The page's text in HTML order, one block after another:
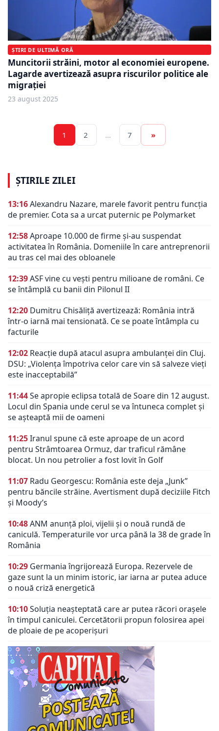
ȘTIRI DE ULTIMĂ ORĂ
Muncitorii străini, motor al economiei europene.
Lagarde avertizează asupra riscurilor politice ale
migrației
23 august 2025
1 2 … 7 »
ȘTIRILE ZILEI
13:16Alexandru Nazare, marele favorit pentru funcția
de premier. Cota sa a urcat puternic pe Polymarket
12:58Aproape 10.000 de firme și-au suspendat
activitatea în România. Domeniile în care antreprenorii
au tras cel mai des obloanele
12:39ASF vine cu vești pentru milioane de români. Ce
se întâmplă cu banii din Pilonul II
12:20 Dumitru Chisăliță avertizează: România intră
într-o iarnă mai tensionată. Ce se poate întâmpla cu
facturile
12:02 Reacție după atacul asupra ambulanței din Cluj.
DSU: „Violența împotriva celor care vin să salveze vieți
este inacceptabilă”
11:44Se apropie eclipsa totală de Soare din 12 august.
Locul din Spania unde cerul se va întuneca complet și
se așteaptă mii de oameni
11:25Iranul spune că este aproape de un acord
pentru Strâmtoarea Ormuz, dar traficul rămâne
blocat. Un nou petrolier a fost lovit în Golf
11:07 Radu Georgescu: România este deja „Junk”
pentru băncile străine. Avertisment după deciziile Fitch
și Moody’s
10:48ANM anunță ploi, vijelii și o nouă rundă de
caniculă. Temperaturile vor urca până la 38 de grade în
România
10:29 Germania îngrijorează Europa. Rezervele de
gaze sunt la un minim istoric, iar iarna ar putea aduce
o nouă criză energetică
10:10Soluția neașteptată care ar putea răcori orașele
în timpul caniculei. Cercetătorii propun folosirea apei
de ploaie de pe acoperișuri